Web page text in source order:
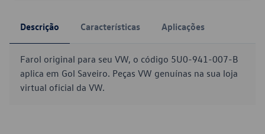
Descrição Características Aplicações
Farol original para seu VW, o código 5U0-941-007-B
aplica em Gol Saveiro. Peças VW genuínas na sua loja
virtual oficial da VW.